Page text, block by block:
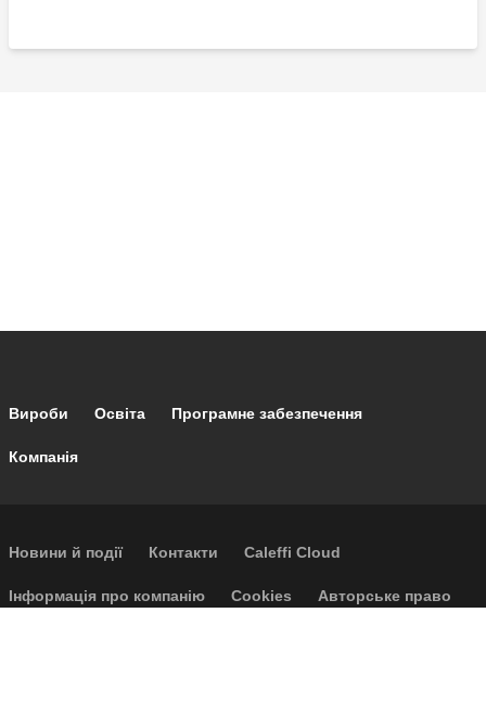
Footer main navigation
Вироби Освіта Програмне забезпечення
Компанія
Footer secondary navigation
Новини й події Контакти Caleffi Cloud
Footer menu
Інформація про компанію Cookies Авторське право